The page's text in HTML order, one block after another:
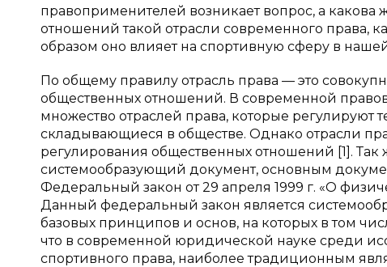
правоприменителей возникает вопрос, а
отношений такой отрасли современного права,
образом оно влияет на спортивную сферу в
По общему правилу отрасль права — это
общественных отношений. В современной
множество отраслей права, которые
складывающиеся в обществе. Однако отрасли
регулирования общественных отношений [1].
системообразующий документ, основным
Федеральный закон от 29 апреля 1999 г. «О
Данный федеральный закон является
базовых принципов и основ, на которых в том
что в современной юридической науке среди
спортивного права, наиболее традиционным